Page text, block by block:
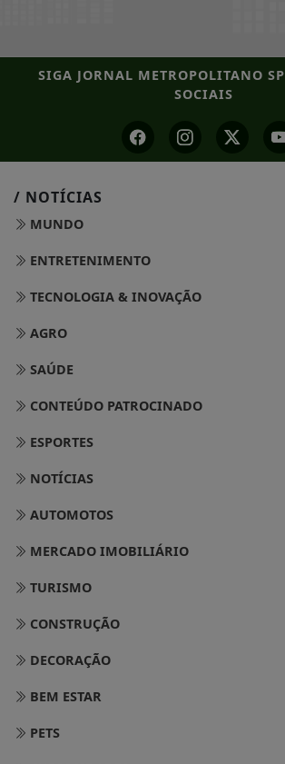
SIGA JORNAL METROPOLITANO SP
SOCIAIS
/ NOTÍCIAS
MUNDO
ENTRETENIMENTO
TECNOLOGIA & INOVAÇÃO
AGRO
SAÚDE
CONTEÚDO PATROCINADO
ESPORTES
NOTÍCIAS
AUTOMOTOS
MERCADO IMOBILIÁRIO
TURISMO
CONSTRUÇÃO
DECORAÇÃO
BEM ESTAR
PETS